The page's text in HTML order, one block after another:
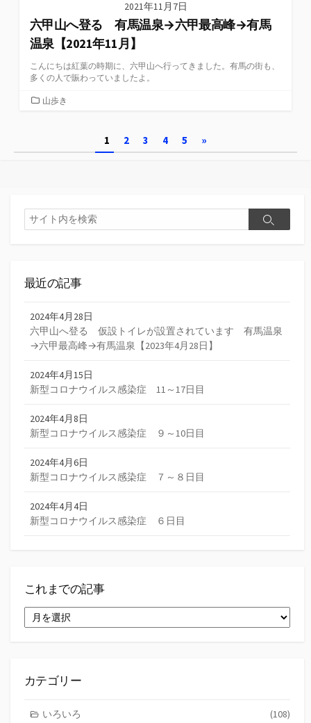
2021年11月7日
六甲山へ登る 有馬温泉→六甲最高峰→有馬
温泉【2021年11月】
こんにちは紅葉の時期に、六甲山へ行ってきました。有馬の街も、
多くの人で賑わっていましたよ。
カ
ー
山歩き
ペ
ー
送
1 2 3 4 5 »
検
索
検
最近の記事
2024年4月28日
六甲山へ登る 仮設トイレが設置されています 有馬温泉
→六甲最高峰→有馬温泉【2023年4月28日】
2024年4月15日
新型コロナウイルス感染症 11～17日目
2024年4月8日
新型コロナウイルス感染症 ９～10日目
2024年4月6日
新型コロナウイルス感染症 ７～８日目
2024年4月4日
新型コロナウイルス感染症 ６日目
これまでの記事
れ
記
カテゴリー
いろいろ (108)